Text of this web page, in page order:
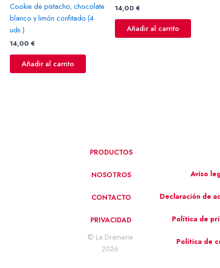
Cookie de pistacho, chocolate
blanco y limón confitado (4
uds.)
14,00 €
Añadir al carrito
14,00 €
Añadir al carrito
PRODUCTOS
NOSOTROS
CONTACTO
PRIVACIDAD
© La Dramerie
2026
Aviso
Declaración de
Política de
Política de